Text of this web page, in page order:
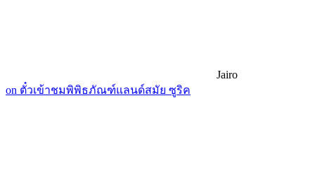
Jairo
on ตั๋วเข้าชมพิพิธภัณฑ์แลนด์สมัย ซูริค